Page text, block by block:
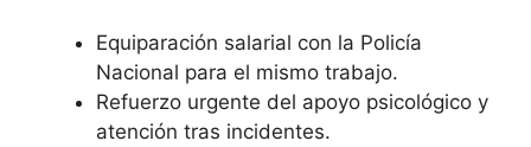
Equiparación salarial con la Policía
Nacional para el mismo trabajo.
Refuerzo urgente del apoyo psicológico y
atención tras incidentes.